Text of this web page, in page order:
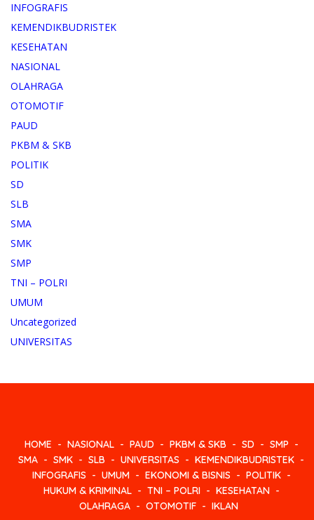
INFOGRAFIS
KEMENDIKBUDRISTEK
KESEHATAN
NASIONAL
OLAHRAGA
OTOMOTIF
PAUD
PKBM & SKB
POLITIK
SD
SLB
SMA
SMK
SMP
TNI – POLRI
UMUM
Uncategorized
UNIVERSITAS
HOME NASIONAL PAUD PKBM & SKB SD
SMP
SMA
SMK SLB UNIVERSITAS
KEMENDIKBUDRISTEK
INFOGRAFIS
UMUM EKONOMI & BISNIS
POLITIK
HUKUM & KRIMINAL
TNI – POLRI
KESEHATAN
OLAHRAGA
OTOMOTIF
IKLAN